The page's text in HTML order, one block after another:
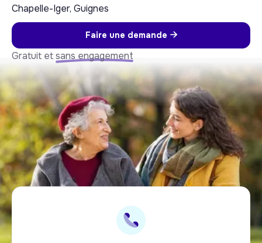
Chapelle-Iger, Guignes
Faire une demande 
Gratuit etsans engagement